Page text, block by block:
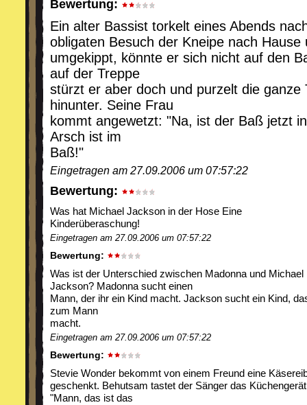
Bewertung:
Ein alter Bassist torkelt eines Abends
obligaten Besuch der Kneipe nach Hause
umgekippt, könnte er sich nicht auf den
auf der Treppe
stürzt er aber doch und purzelt die ganze
hinunter. Seine Frau
kommt angewetzt: "Na, ist der Baß jetzt
Arsch ist im
Baß!"
Eingetragen am 27.09.2006 um 07:57:22
Bewertung:
Was hat Michael Jackson in der Hose Eine
Kinderüberaschung!
Eingetragen am 27.09.2006 um 07:57:22
Bewertung:
Was ist der Unterschied zwischen Madonna und Michael
Jackson? Madonna sucht einen
Mann, der ihr ein Kind macht. Jackson sucht ein Kind,
zum Mann
macht.
Eingetragen am 27.09.2006 um 07:57:22
Bewertung:
Stevie Wonder bekommt von einem Freund eine
geschenkt. Behutsam tastet der Sänger das
"Mann, das ist das